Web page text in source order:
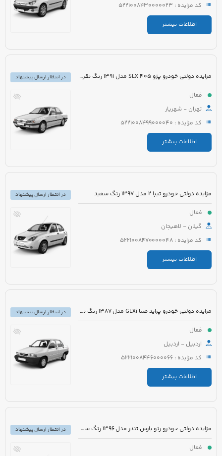
کد مزایده : 5221008430000023
اطلاعات بیشتر
مزایده دولتی خودرو پژو 405 SLX مدل 1391 رنگ نقره ای
فعال
تهران - شهریار
کد مزایده : 5221008499000040
اطلاعات بیشتر
در انتظار ارسال پیشنهاد
مزایده دولتی خودرو تیبا 2 مدل 1397 رنگ سفید
فعال
گیلان - لاهیجان
کد مزایده : 5221008470000048
اطلاعات بیشتر
در انتظار ارسال پیشنهاد
مزایده دولتی خودرو پراید صبا GLXi مدل 1387 رنگ نقره ای
فعال
اردبیل - اردبیل
کد مزایده : 5221008446000066
اطلاعات بیشتر
در انتظار ارسال پیشنهاد
مزایده دولتی خودرو رنو پارس تندر مدل 1396 رنگ سفید
فعال
در انتظار ارسال پیشنهاد